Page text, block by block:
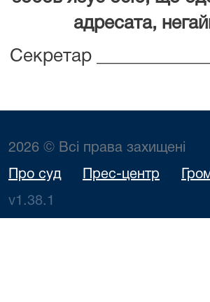
адресата,
Секретар
2026 © Всі права захищені
Про суд Прес-центр
v1.38.1